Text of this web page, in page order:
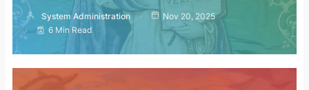
System Administration
Nov 20, 2025
6 Min Read